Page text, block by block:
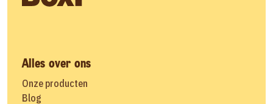
Alles over ons
Onze producten
Blog